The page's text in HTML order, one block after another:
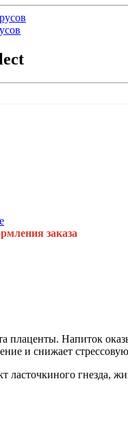
заказа
плаценты. Напиток
и снижает стрессовую
гнезда,